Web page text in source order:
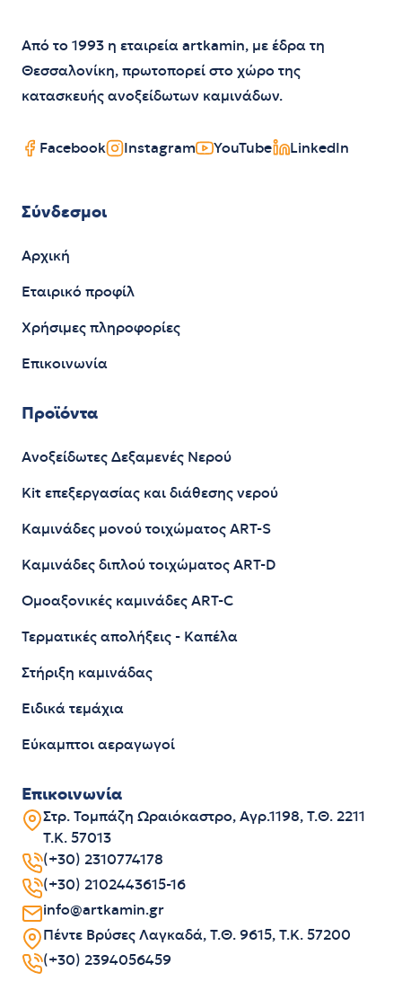
Από το 1993 η εταιρεία artkamin, με έδρα τη
Θεσσαλονίκη, πρωτοπορεί στο χώρο της
κατασκευής ανοξείδωτων καμινάδων.
Facebook Instagram YouTube LinkedIn
Σύνδεσμοι
Αρχική
Εταιρικό προφίλ
Χρήσιμες πληροφορίες
Επικοινωνία
Προϊόντα
Ανοξείδωτες Δεξαμενές Νερού
Kit επεξεργασίας και διάθεσης νερού
Καμινάδες μονού τοιχώματος ART-S
Καμινάδες διπλού τοιχώματος ART-D
Ομοαξονικές καμινάδες ART-C
Τερματικές απολήξεις - Καπέλα
Στήριξη καμινάδας
Ειδικά τεμάχια
Εύκαμπτοι αεραγωγοί
Επικοινωνία
Στρ. Τομπάζη Ωραιόκαστρο, Αγρ.1198, Τ.Θ. 2211
Τ.Κ. 57013
(+30) 2310774178
(+30) 2102443615-16
info@artkamin.gr
Πέντε Βρύσες Λαγκαδά, Τ.Θ. 9615, Τ.Κ. 57200
(+30) 2394056459